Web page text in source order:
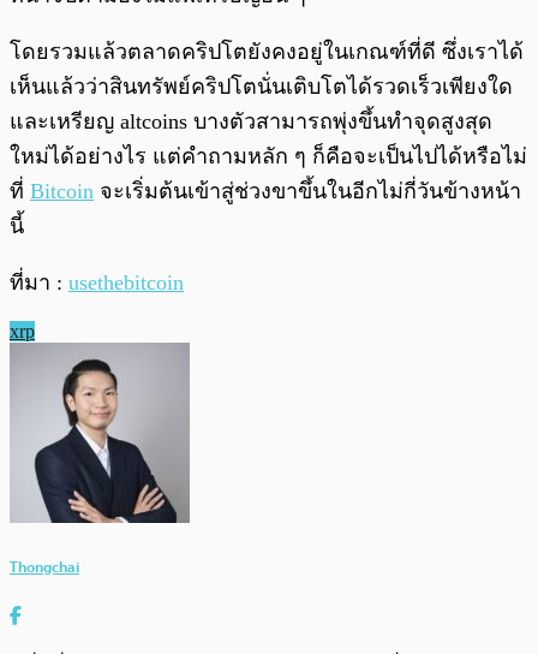
โดยรวมแล้วตลาดคริปโตยังคงอยู่ในเกณฑ์ที่ดี ซึ่งเราได้
เห็นแล้วว่าสินทรัพย์คริปโตนั่นเติบโตได้รวดเร็วเพียงใด
และเหรียญ altcoins บางตัวสามารถพุ่งขึ้นทำจุดสูงสุด
ใหม่ได้อย่างไร แต่คำถามหลัก ๆ ก็คือจะเป็นไปได้หรือไม่
ที่ Bitcoin จะเริ่มต้นเข้าสู่ช่วงขาขึ้นในอีกไม่กี่วันข้างหน้า
นี้
ที่มา : usethebitcoin
xrp
Thongchai